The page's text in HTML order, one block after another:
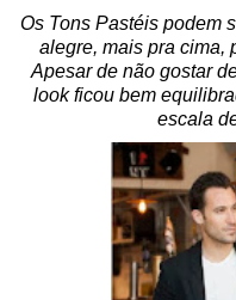
Os Tons Pastéis podem
alegre, mais pra cima,
Apesar de não gostar
look ficou bem
escala